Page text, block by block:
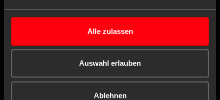
Alle zulassen
Auswahl erlauben
Ablehnen
Mo. till Th.
8:00 am - 4:30 pm
Fr.
8:00 am - 4:00 pm
Contact form